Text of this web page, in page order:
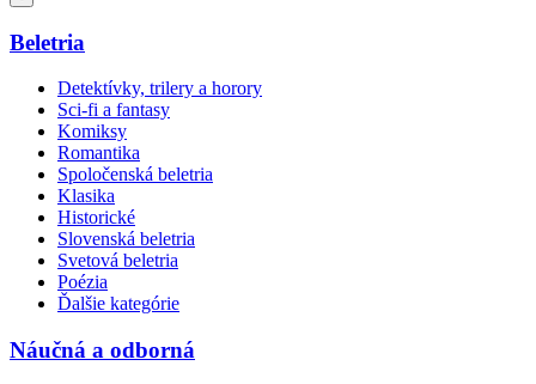
Beletria
Detektívky, trilery a horory
Sci-fi a fantasy
Komiksy
Romantika
Spoločenská beletria
Klasika
Historické
Slovenská beletria
Svetová beletria
Poézia
Ďalšie kategórie
Náučná a odborná